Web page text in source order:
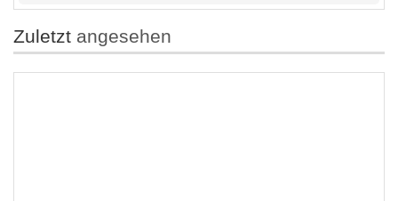
Zuletzt angesehen